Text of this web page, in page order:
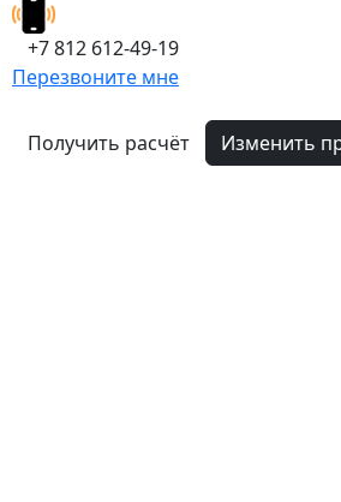
+7 812 612-49-19
Перезвоните мне
Получить расчёт Изменить